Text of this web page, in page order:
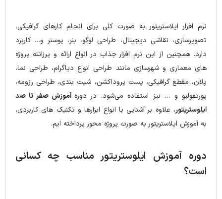
نرم افزار ایلاستریتور به صورت کلی برای انجام کارهای گرافیکی،
تصویرسازی، نقاشی دیجیتال، طراحی لوگو، بنر، پوستر و… کاربرد
دارد. همچنین از این نرم افزار جذاب در انواع ارائه و پرزانته پروژه
های معماری و شهرسازی مانند طراحی انواع دیاگرام، طراحی نما،
پلان، مقطع گرافیکی، پست پروداکشن، شیت بندی، طراحی رزومه،
پورتفولیو و … نیز استفاده می‌شود. در دوره آموزش صفر تا صد
ایلوستریتور، علاوه بر آشنایی با انواع ابزارها و تکنیک های کاربردی،
به آموزش ایلاستریتور به صورت پروژه محور پرداخته ایم.
دوره آموزش ایلوستریتور مناسب چه کسانی
است؟